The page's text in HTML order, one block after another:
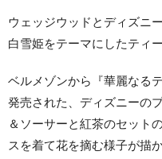
ウェッジウッドとディズニ
白雪姫をテーマにしたティ
ベルメゾンから『華麗なる
発売された、ディズニーの
＆ソーサーと紅茶のセット
スを着て花を摘む様子が描